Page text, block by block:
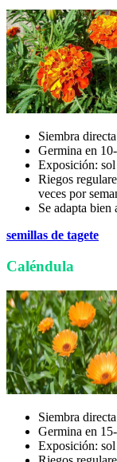
Siembra
Germina en
Exposición:
Riegos
veces por
Se adapta bien
semillas de tagete
Caléndula
Siembra
Germina en
Exposición: